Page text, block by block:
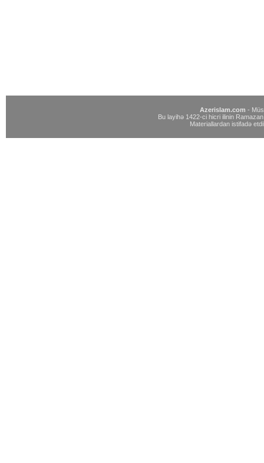
Azerislam.com -
Bu layihə 1422-ci hicri ilinin
Materiallardan istifadə